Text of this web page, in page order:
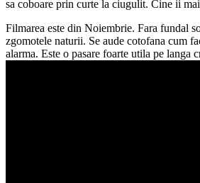
sa coboare prin curte la ciugulit. Cine ii
Filmarea este din Noiembrie. Fara fundal
zgomotele naturii. Se aude cotofana cum
alarma. Este o pasare foarte utila pe langa